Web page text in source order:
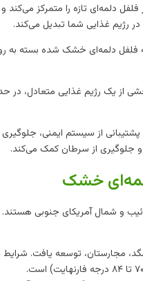
دلمه‌ای تازه را متمرکز
رژیم غذایی شما تبدیل می‌کند.
فلفل دلمه‌ای خشک شده بسته به
از یک رژیم غذایی متعادل، در
از سیستم ایمنی،
و جلوگیری از سرطان کمک می‌کند.
خشک
دلمه‌ای ملایم در دهه ۱۹۲۰ در سگد،